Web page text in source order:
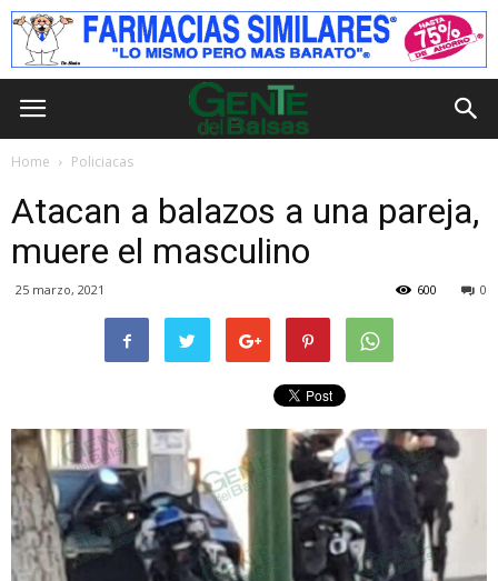
Home Policiacas
Atacan a balazos a una pareja,
muere el masculino
25 marzo, 2021 0
600